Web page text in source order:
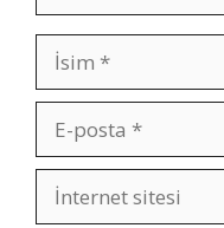
İsim
posta
İnternet
sitesi